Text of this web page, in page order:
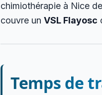
chimiothérapie à Nice
couvre un VSL Flayosc
Temps de